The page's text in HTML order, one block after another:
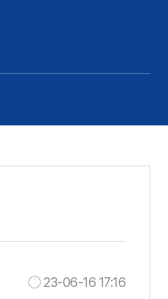
23-06-16 17:16